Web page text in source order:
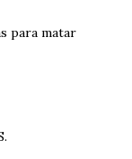
para matar